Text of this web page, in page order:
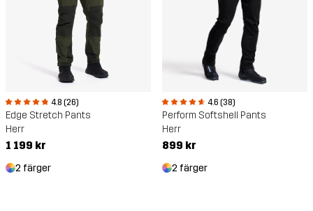
4.8 (26)
Edge Stretch Pants
Herr
1 199 kr
2 färger
4.6 (38)
Perform Softshell Pants
Herr
899 kr
2 färger